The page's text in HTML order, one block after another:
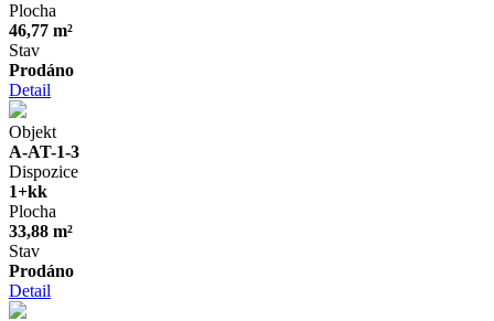
Plocha
46,77 m²
Stav
Prodáno
Detail
Objekt
A-AT-1-3
Dispozice
1+kk
Plocha
33,88 m²
Stav
Prodáno
Detail